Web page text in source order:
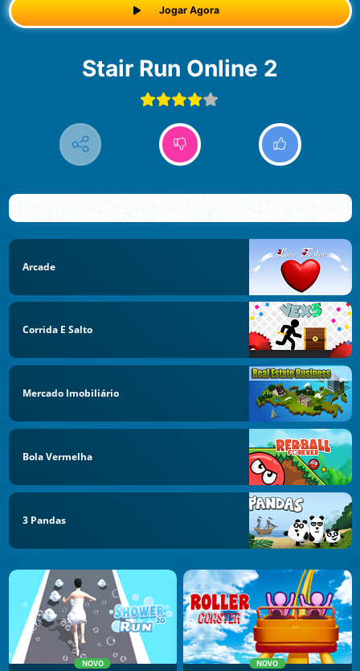
Jogar Agora
Stair Run Online 2
Arcade
Corrida E Salto
Mercado Imobiliário
Bola Vermelha
3 Pandas
NOVO NOVO